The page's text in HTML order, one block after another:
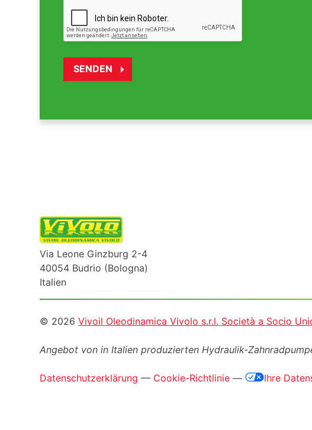
Via Leone Ginzburg 2-4
40054 Budrio (Bologna)
Italien
Informazioni
legali
© 2026Vivoil Oleodinamica Vivolo s.r.l. Società a Socio
Angebot von in Italien produzierten Hydraulik-
Datenschutzerklärung — Cookie-Richtlinie — Ihre